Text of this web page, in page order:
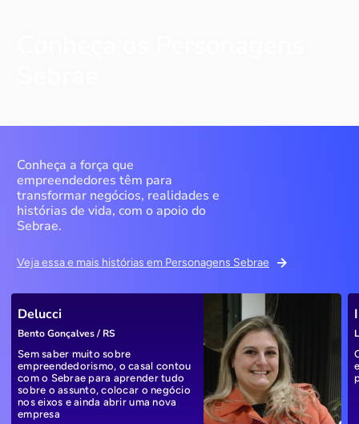
Conheça a força que
empreendedores têm para
transformar negócios, realidades e
histórias de vida, com o apoio do
Sebrae.
Veja essa e mais histórias em Personagens Sebrae
Delucci
Bento Gonçalves / RS
Sem saber muito sobre
empreendedorismo, o casal contou
com o Sebrae para aprender tudo
sobre o assunto, colocar o negócio
nos eixos e ainda abrir uma nova
empresa